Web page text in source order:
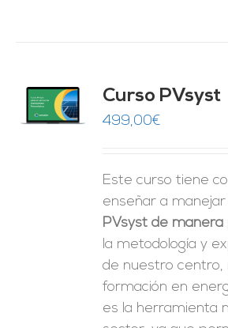
Curso PVsyst
499,00€
Este curso tiene
enseñar a
PVsyst de manera
la metodología y
de nuestro
formación en
es la herramienta